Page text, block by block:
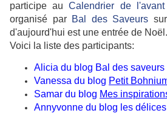
participe auCalendrier de
organisé par Bal des Saveurs
d'aujourd'hui est une entrée de Noël.
Voici la liste des participants:
Alicia du blog Bal des saveurs
Vanessa du blog Petit
Samar du blog Mes
Annyvonne du blog les